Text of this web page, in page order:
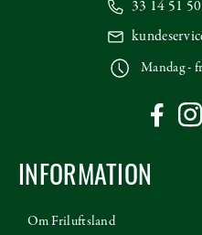
33 14 51 50
Mandag -
INFORMATION
Om Friluftsland